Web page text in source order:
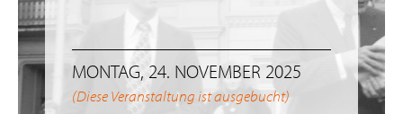
MONTAG, 24. NOVEMBER 2025
(Diese Veranstaltung ist ausgebucht)